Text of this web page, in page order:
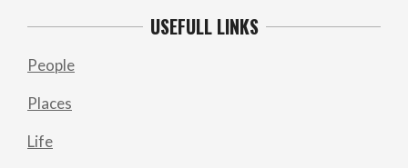
රු700.00.
is:
රු500.00.
USEFULL LINKS
People
Places
Life